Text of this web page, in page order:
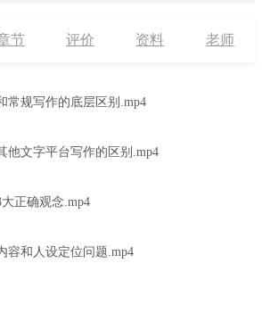
节 评价 资料 老师
常规写作的底层区别.mp4
他文字平台写作的区别.mp4
正确观念.mp4
容和人设定位问题.mp4